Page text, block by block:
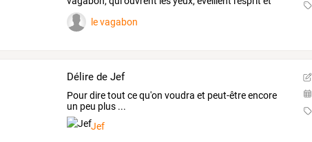
font
le vagabon
Délire de Jef
Pour dire tout ce qu'on voudra et peut-être encore
un peu plus ...
Jef